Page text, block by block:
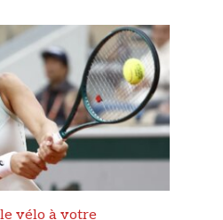
vélo à votre